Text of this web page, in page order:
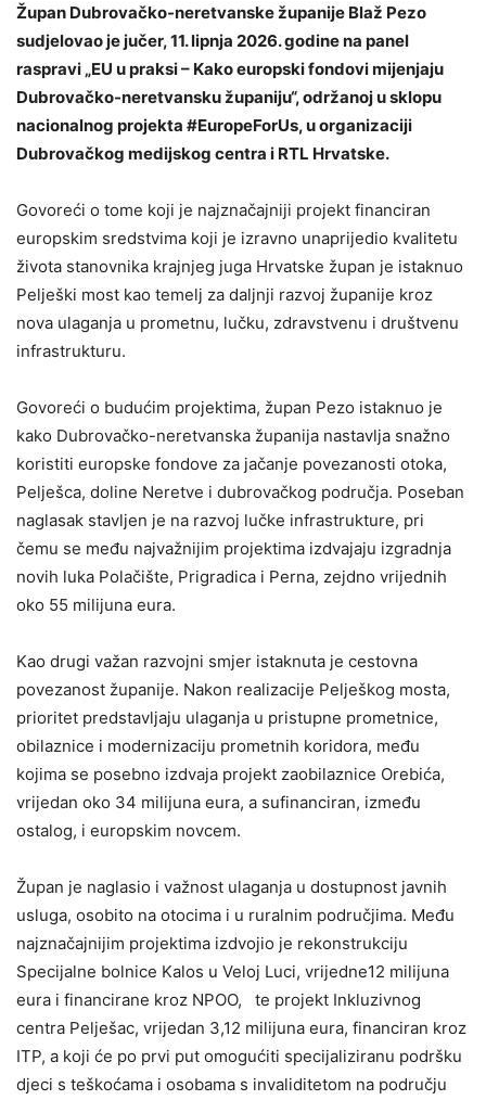
Župan Dubrovačko-neretvanske županije Blaž Pezo
sudjelovao je jučer, 11. lipnja 2026. godine na panel
raspravi „EU u praksi – Kako europski fondovi mijenjaju
Dubrovačko-neretvansku županiju“, održanoj u sklopu
nacionalnog projekta #EuropeForUs, u organizaciji
Dubrovačkog medijskog centra i RTL Hrvatske.
Govoreći o tome koji je najznačajniji projekt financiran
europskim sredstvima koji je izravno unaprijedio kvalitetu
života stanovnika krajnjeg juga Hrvatske župan je istaknuo
Pelješki most kao temelj za daljnji razvoj županije kroz
nova ulaganja u prometnu, lučku, zdravstvenu i društvenu
infrastrukturu.
Govoreći o budućim projektima, župan Pezo istaknuo je
kako Dubrovačko-neretvanska županija nastavlja snažno
koristiti europske fondove za jačanje povezanosti otoka,
Pelješca, doline Neretve i dubrovačkog područja. Poseban
naglasak stavljen je na razvoj lučke infrastrukture, pri
čemu se među najvažnijim projektima izdvajaju izgradnja
novih luka Polačište, Prigradica i Perna, zejdno vrijednih
oko 55 milijuna eura.
Kao drugi važan razvojni smjer istaknuta je cestovna
povezanost županije. Nakon realizacije Pelješkog mosta,
prioritet predstavljaju ulaganja u pristupne prometnice,
obilaznice i modernizaciju prometnih koridora, među
kojima se posebno izdvaja projekt zaobilaznice Orebića,
vrijedan oko 34 milijuna eura, a sufinanciran, između
ostalog, i europskim novcem.
Župan je naglasio i važnost ulaganja u dostupnost javnih
usluga, osobito na otocima i u ruralnim područjima. Među
najznačajnijim projektima izdvojio je rekonstrukciju
Specijalne bolnice Kalos u Veloj Luci, vrijedne12 milijuna
eura i financirane kroz NPOO, te projekt Inkluzivnog
centra Pelješac, vrijedan 3,12 milijuna eura, financiran kroz
ITP, a koji će po prvi put omogućiti specijaliziranu podršku
djeci s teškoćama i osobama s invaliditetom na području